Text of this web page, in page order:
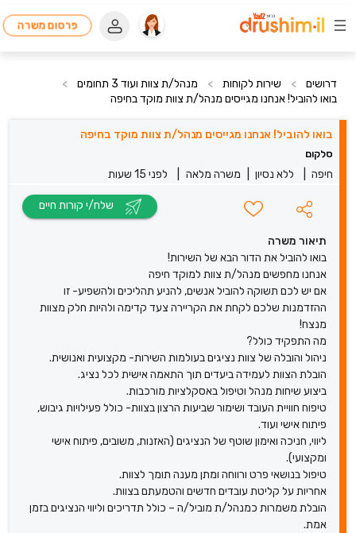
פרסום משרה
דרושים > שירות לקוחות > מנהל/ת צוות ועוד 3 תחומים
>
בואו להוביל! אנחנו מגייסים מנהל/ת צוות מוקד בחיפה
בואו להוביל! אנחנו מגייסים מנהל/ת צוות מוקד בחיפה
סלקום
חיפה ללא נסיון משרה מלאה לפני 15 שעות
תיאור משרה
בואו להוביל את הדור הבא של השירות!
אנחנו מחפשים מנהל/ת צוות למוקד חיפה
אם יש לכם תשוקה להוביל אנשים, להניע תהליכים ולהשפיע- זו
ההזדמנות שלכם לקחת את הקריירה צעד קדימה ולהיות חלק מצוות
מנצח!
מה התפקיד כולל?
ניהול והובלה של צוות נציגים בעולמות השירות- מקצועית ואנושית.
הובלת הצוות לעמידה ביעדים תוך התאמה אישית לכל נציג.
ביצוע שיחות מנהל וטיפול באסקלציות מורכבות.
טיפוח חוויית העובד ושימור שביעות הרצון בצוות- כולל פעילויות גיבוש,
פיתוח אישי ועוד.
ליווי, חניכה ואימון שוטף של הנציגים (האזנות, משובים, פיתוח אישי
ומקצועי).
טיפול בנושאי פרט ורווחה ומתן מענה תומך לצוות.
אחריות על קליטת עובדים חדשים והטמעתם בצוות.
הובלת משמרות כמנהל/ת מוביל/ה – כולל תדריכים וליווי הנציגים בזמן
אמת.